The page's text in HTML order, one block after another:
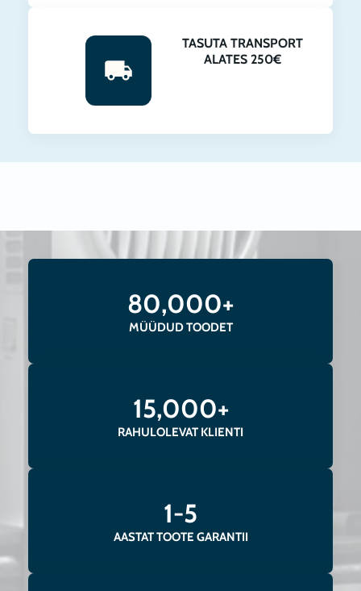
TASUTA TRANSPORT
ALATES 250€
80,000+
MÜÜDUD TOODET
15,000+
RAHULOLEVAT KLIENTI
1-5
AASTAT TOOTE GARANTII